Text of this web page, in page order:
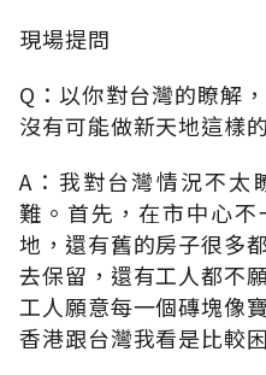
現場提問
Q：以你對台灣的瞭解
沒有可能做新天地這樣
A：我對台灣情況不太
難。首先，在市中心
地，還有舊的房子很多
去保留，還有工人都不
工人願意每一個磚塊像
香港跟台灣我看是比較